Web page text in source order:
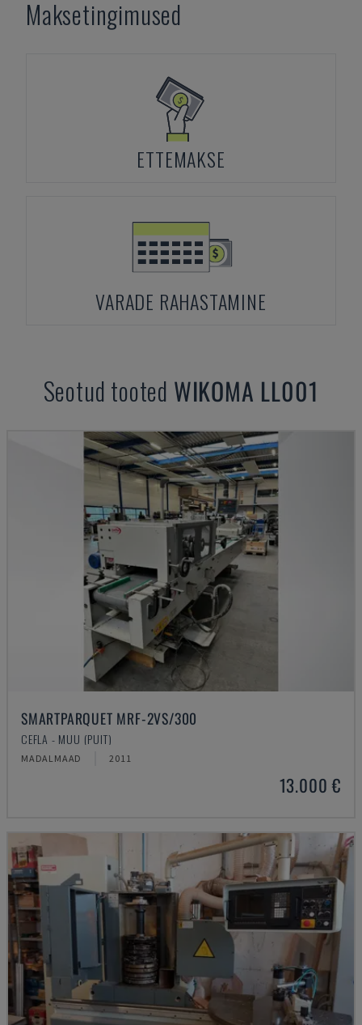
Maksetingimused
ETTEMAKSE
VARADE RAHASTAMINE
Seotud tooted WIKOMA LL001
SMARTPARQUET MRF-2VS/300
CEFLA - MUU (PUIT)
MADALMAAD 2011
13.000 €